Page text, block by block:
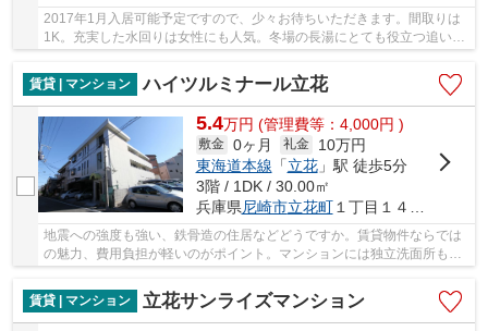
2017年1月入居可能予定ですので、少々お待ちいただきます。間取りは
1K。充実した水回りは女性にも人気。冬場の長湯にとても役立つ追い焚
き機能が付いています。静かな場所をお探しなら...
賃貸 | マンション
ハイツルミナール立花
5.4万円 (管理費等：4,000円 )
敷金 0ヶ月 礼金
10万円
東海道本線 「立花」駅 徒歩5分
3階 / 1DK / 30.00㎡
兵庫県尼崎市立花町１丁目１４－１１
地震への強度も強い、鉄骨造の住居などどうですか。賃貸物件ならでは
の魅力、費用負担が軽いのがポイント。マンションには独立洗面所もあ
り、不自由を感じることはありません。物件検...
賃貸 | マンション
立花サンライズマンション